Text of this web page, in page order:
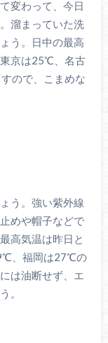
変わって、今日
溜まっていた洗
う。日中の最高
京は25℃、名古
ので、こまめな
う。強い紫外線
めや帽子などで
高気温は昨日と
、福岡は27℃の
は油断せず、エ
。